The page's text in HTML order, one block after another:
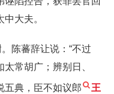
大夫。
陈蕃辞让说：“不过
常胡广；辨别日、
五典，臣不如议郎
王